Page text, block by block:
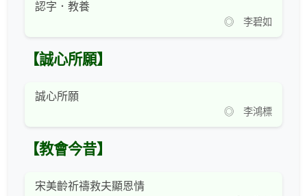
認字．教養
◎ 李碧如
【誠心所願】
誠心所願
◎ 李鴻標
【教會今昔】
宋美齡祈禱救夫顯恩情